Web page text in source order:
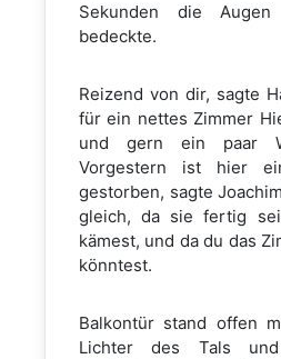
Sekunden die
bedeckte.
Reizend von dir, sagte
für ein nettes Zimmer
und gern ein paar
Vorgestern ist hier
gestorben, sagte
gleich, da sie fertig
kämest, und da du das
könntest.
Balkontür stand offen
Lichter des Tals